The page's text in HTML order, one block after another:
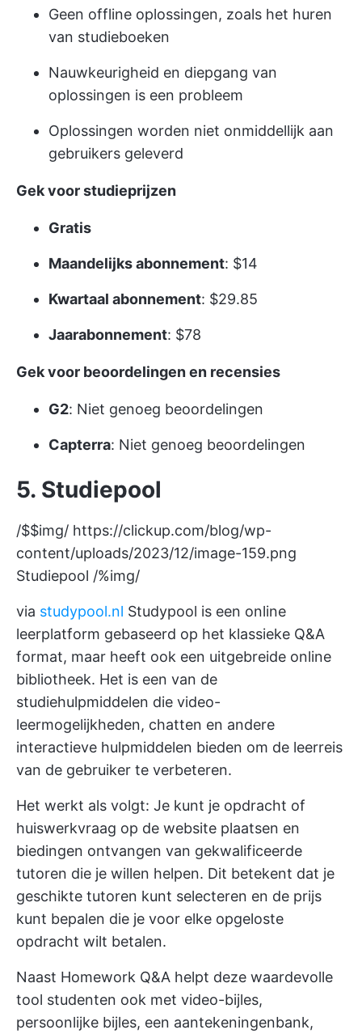
Geen offline oplossingen, zoals het huren
van studieboeken
Nauwkeurigheid en diepgang van
oplossingen is een probleem
Oplossingen worden niet onmiddellijk aan
gebruikers geleverd
Gek voor studieprijzen
Gratis
Maandelijks abonnement: $14
Kwartaal abonnement: $29.85
Jaarabonnement: $78
Gek voor beoordelingen en recensies
G2: Niet genoeg beoordelingen
Capterra: Niet genoeg beoordelingen
5. Studiepool
/$$img/ https://clickup.com/blog/wp-
content/uploads/2023/12/image-159.png
Studiepool /%img/
via studypool.nl Studypool is een online
leerplatform gebaseerd op het klassieke Q&A
format, maar heeft ook een uitgebreide online
bibliotheek. Het is een van de
studiehulpmiddelen die video-
leermogelijkheden, chatten en andere
interactieve hulpmiddelen bieden om de leerreis
van de gebruiker te verbeteren.
Het werkt als volgt: Je kunt je opdracht of
huiswerkvraag op de website plaatsen en
biedingen ontvangen van gekwalificeerde
tutoren die je willen helpen. Dit betekent dat je
geschikte tutoren kunt selecteren en de prijs
kunt bepalen die je voor elke opgeloste
opdracht wilt betalen.
Naast Homework Q&A helpt deze waardevolle
tool studenten ook met video-bijles,
persoonlijke bijles, een aantekeningenbank,